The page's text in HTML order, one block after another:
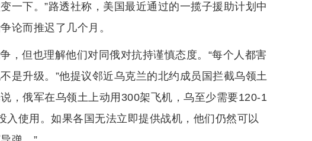
一下。”路透社称，美国最近通过的一揽子援助计划中
论而推迟了几个月。
，但也理解他们对同俄对抗持谨慎态度。“每个人都害
是升级。”他提议邻近乌克兰的北约成员国拦截乌领土
，俄军在乌领土上动用300架飞机，乌至少需要120-1
入使用。如果各国无法立即提供战机，他们仍然可以